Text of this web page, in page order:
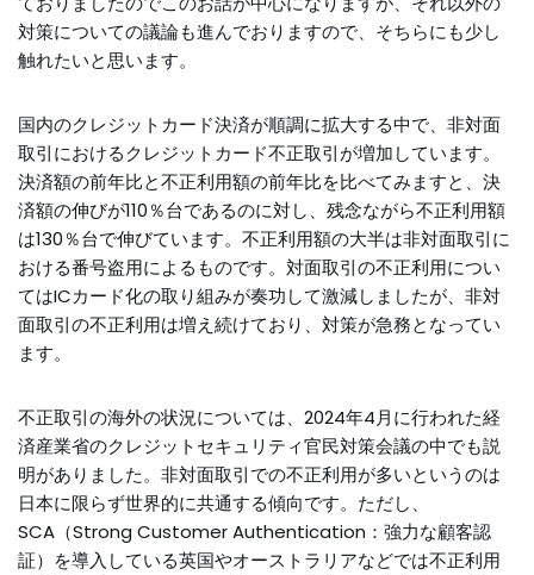
対策についての議論も進んでおりますので、そちらにも少し
触れたいと思います。
国内のクレジットカード決済が順調に拡大する中で、非対面
取引におけるクレジットカード不正取引が増加しています。
決済額の前年比と不正利用額の前年比を比べてみますと、決
済額の伸びが110％台であるのに対し、残念ながら不正利用額
は130％台で伸びています。不正利用額の大半は非対面取引に
おける番号盗用によるものです。対面取引の不正利用につい
てはICカード化の取り組みが奏功して激減しましたが、非対
面取引の不正利用は増え続けており、対策が急務となってい
ます。
不正取引の海外の状況については、2024年4月に行われた経
済産業省のクレジットセキュリティ官民対策会議の中でも説
明がありました。非対面取引での不正利用が多いというのは
日本に限らず世界的に共通する傾向です。ただし、
SCA（Strong Customer Authentication：強力な顧客認
証）を導入している英国やオーストラリアなどでは不正利用